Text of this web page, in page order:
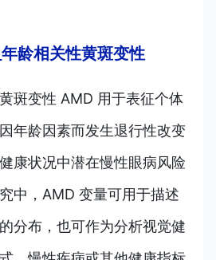
龄相关性黄斑变性
斑变性 AMD 用于表征个体
年龄因素而发生退行性改变
康状况中潜在慢性眼病风险
中，AMD 变量可用于描述
分布，也可作为分析视觉健